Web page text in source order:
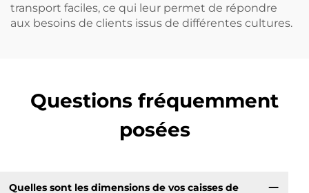
transport faciles, ce qui leur permet de répondre
aux besoins de clients issus de différentes cultures.
Questions fréquemment
posées
Quelles sont les dimensions de vos caisses de